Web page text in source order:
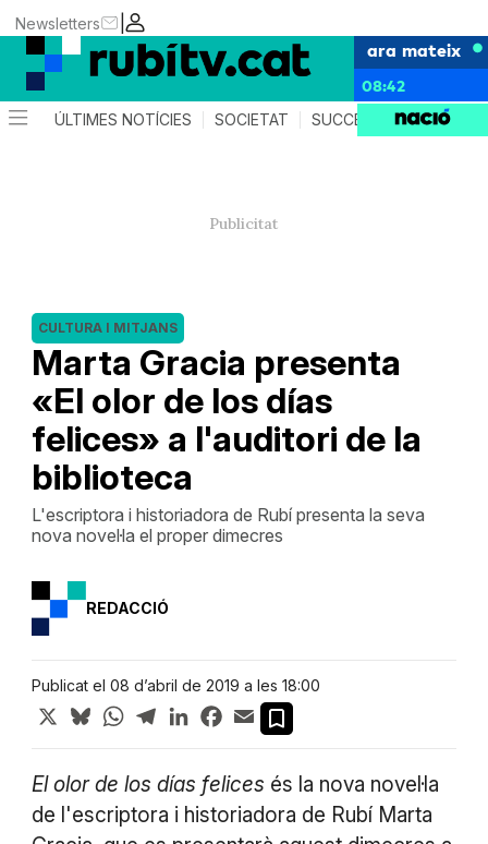
|
Newsletters
ara mateix
08:42
ÚLTIMES NOTÍCIES SOCIETAT SUCCESSOS
Marta Gracia presenta
«El olor de los días
felices» a l'auditori de la
biblioteca
CULTURA I MITJANS
L'escriptora i historiadora de Rubí presenta la seva
nova novel·la el proper dimecres
REDACCIÓ
Publicat el 08 d’abril de 2019 a les 18:00
X BlueskyWhatsApp
TelegramLinkedInFacebook
Email
El olor de los días felices és la nova novel·la
de l'escriptora i historiadora de Rubí Marta